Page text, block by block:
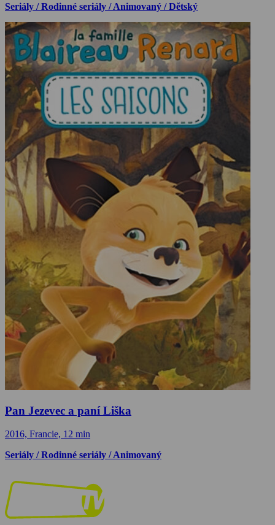
Seriály / Rodinné seriály / Animovaný / Dětský
Pan Jezevec a paní Liška
2016, Francie, 12 min
Seriály / Rodinné seriály / Animovaný